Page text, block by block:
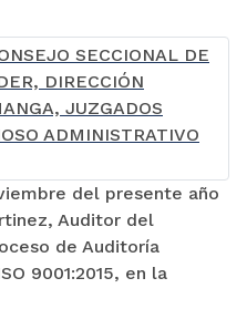
del presente año
Auditor del
de Auditoría
9001:2015, en la